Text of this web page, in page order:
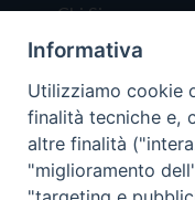
Chi Siamo
Redazione
Scrivici
Informativa
Utilizziamo cookie
finalità tecniche e,
altre finalità
"miglioramento